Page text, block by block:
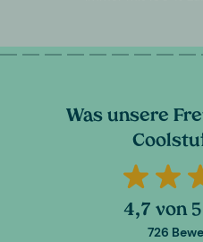
Was unsere
4,7 von
726